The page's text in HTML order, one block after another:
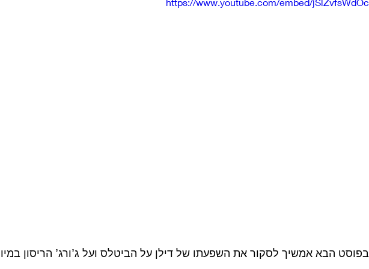
בפוסט הבא אמשיך לסקור את השפעתו של דילן על הביטלס ועל ג’ורג’ הריסון